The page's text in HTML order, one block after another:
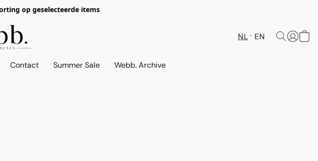
op geselecteerde items
NL EN
Contact Summer Sale Webb. Archive